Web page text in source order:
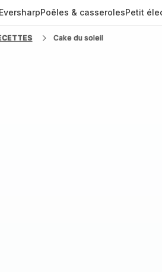
Poêles & casserolesPetit
Cake du soleil